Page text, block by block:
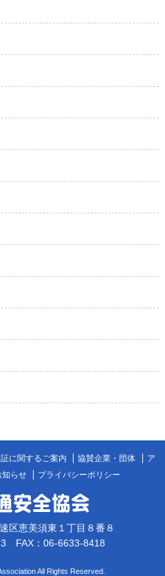
に関するご案内 協賛企業・団体
ア
知らせ プライバシーポリシー
区恵美須東１丁目８番８
FAX：06-6633-8418
All Rights Reserved.